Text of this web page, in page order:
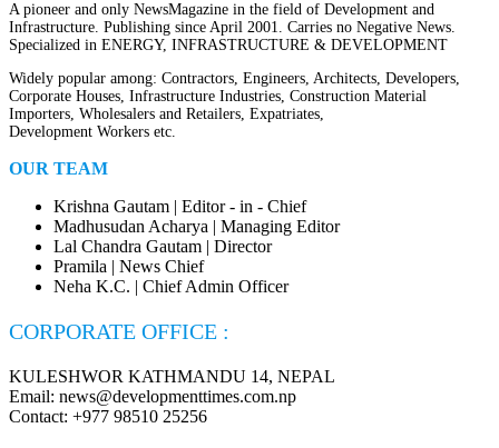
A pioneer and only NewsMagazine in the field of Development and
Infrastructure. Publishing since April 2001. Carries no Negative News.
Specialized in ENERGY, INFRASTRUCTURE & DEVELOPMENT
Widely popular among: Contractors, Engineers, Architects, Developers,
Corporate Houses, Infrastructure Industries, Construction Material
Importers, Wholesalers and Retailers, Expatriates,
Development Workers etc.
OUR TEAM
Krishna Gautam | Editor - in - Chief
Madhusudan Acharya | Managing Editor
Lal Chandra Gautam | Director
Pramila | News Chief
Neha K.C. | Chief Admin Officer
CORPORATE OFFICE :
KULESHWOR KATHMANDU 14, NEPAL
Email: news@developmenttimes.com.np
Contact: +977 98510 25256